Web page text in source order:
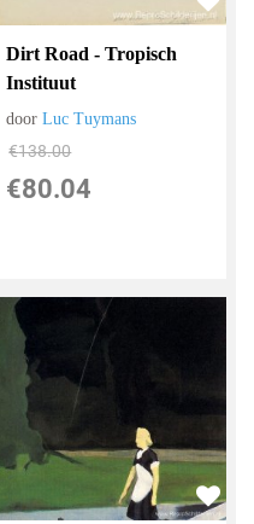
Dirt Road - Tropisch
Instituut
doorLuc Tuymans
€138.00
€80.04